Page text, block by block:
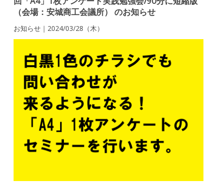
（会場：安城商工会議所） のお知らせ
お知らせ｜2024/03/28（木）